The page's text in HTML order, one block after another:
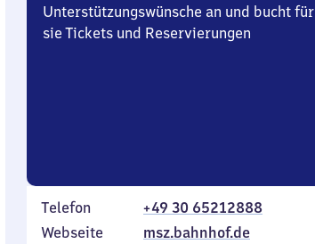
Unterstützungswünsche an und bucht für
sie Tickets und Reservierungen
Telefon
+49 30 65212888
Webseite
msz.bahnhof.de